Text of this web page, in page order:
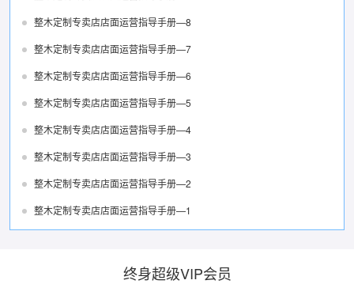
整木定制专卖店店面运营指导手册—8
整木定制专卖店店面运营指导手册—7
整木定制专卖店店面运营指导手册—6
整木定制专卖店店面运营指导手册—5
整木定制专卖店店面运营指导手册—4
整木定制专卖店店面运营指导手册—3
整木定制专卖店店面运营指导手册—2
整木定制专卖店店面运营指导手册—1
终身超级VIP会员